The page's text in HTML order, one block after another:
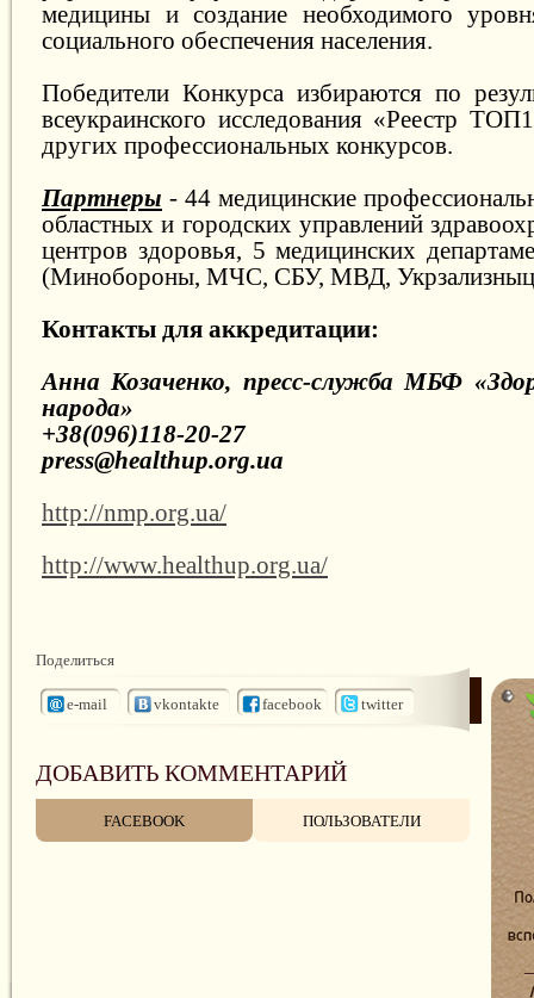
медицины и создание необходимого
социального обеспечения населения.
Победители Конкурса избираются по
всеукраинского исследования «Реестр
других профессиональных конкурсов.
Партнеры - 44 медицинские
областных и городских управлений
центров здоровья, 5 медицинских
(Минобороны, МЧС, СБУ, МВД,
Контакты для аккредитации:
Анна Козаченко, пресс-служба МБФ
народа»
+38(096)118-20-27
press@healthup.org.ua
http://nmp.org.ua/
http://www.healthup.org.ua/
Поделиться
e-mail vkontakte facebook twitter
ДОБАВИТЬ КОММЕНТАРИЙ
FACEBOOK ПОЛЬЗОВАТЕЛИ